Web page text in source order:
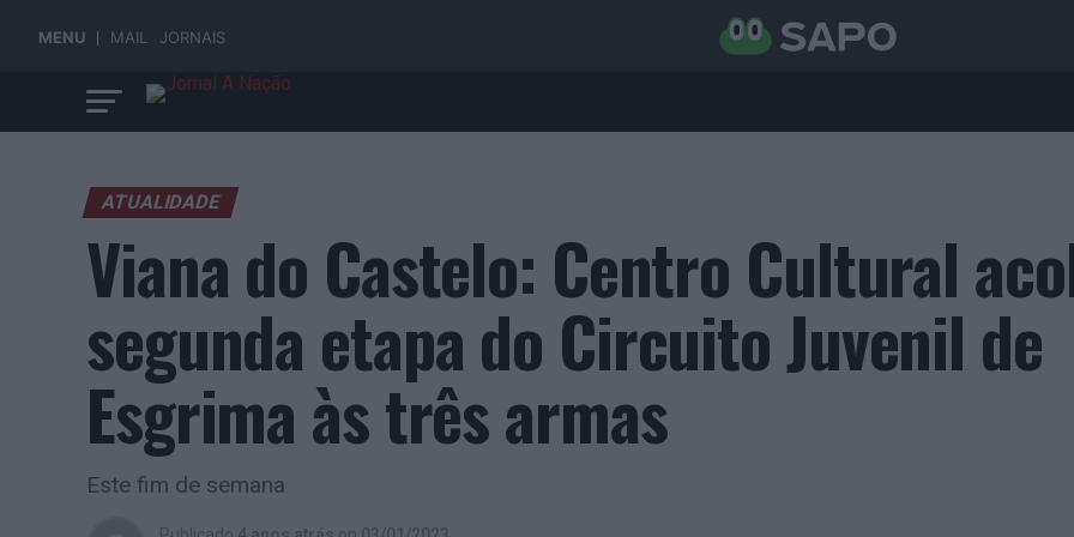
MENU MAIL JORNAIS
ATUALIDADE
Viana do Castelo: Centro Cultural
segunda etapa do Circuito Juvenil de
Esgrima às três armas
Este fim de semana